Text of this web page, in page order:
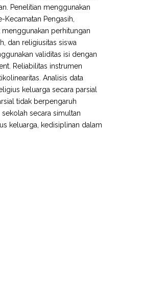
Penelitian menggunakan
Pengasih,
perhitungan
dan religiusitas siswa
validitas isi dengan
Reliabilitas instrumen
Analisis data
keluarga secara parsial
tidak berpengaruh
secara simultan
keluarga, kedisiplinan dalam